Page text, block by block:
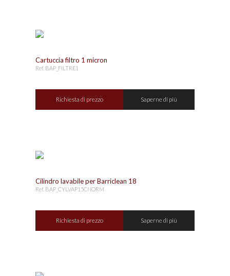
Cartuccia filtro 1 micron
Ref. BAP_FILTRE1
Richiesta di prezzo Saperne di più
Cilindro lavabile per Barriclean 18
Ref. BAP_CYLVAP15CNORM
Richiesta di prezzo Saperne di più